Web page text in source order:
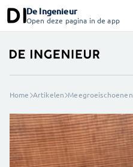
De Ingenieur
Open deze pagina in de app
Home Artikelen Meegroeischoenen